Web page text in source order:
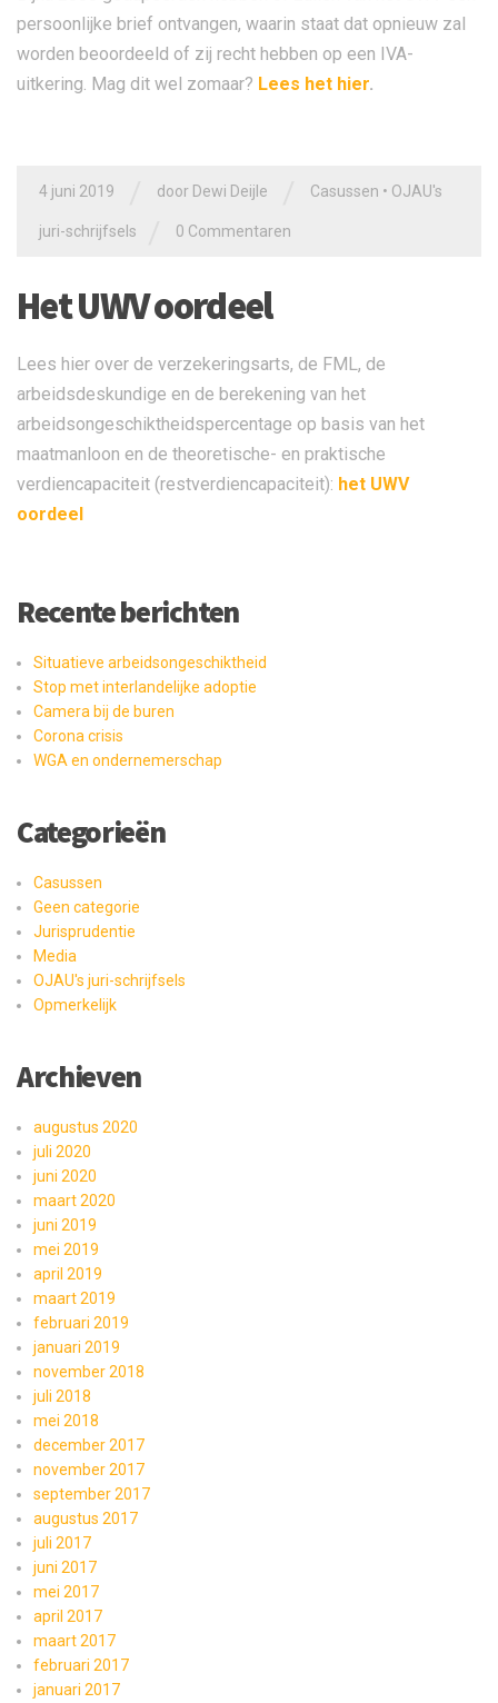
persoonlijke brief ontvangen, waarin staat dat opnieuw zal
worden beoordeeld of zij recht hebben op een IVA-
uitkering. Mag dit wel zomaar? Lees het hier.
4 juni 2019 door Dewi Deijle Casussen • OJAU's
juri-schrijfsels 0 Commentaren
Het UWV oordeel
Lees hier over de verzekeringsarts, de FML, de
arbeidsdeskundige en de berekening van het
arbeidsongeschiktheidspercentage op basis van het
maatmanloon en de theoretische- en praktische
verdiencapaciteit (restverdiencapaciteit): het UWV
oordeel
Recente berichten
Situatieve arbeidsongeschiktheid
Stop met interlandelijke adoptie
Camera bij de buren
Corona crisis
WGA en ondernemerschap
Categorieën
Casussen
Geen categorie
Jurisprudentie
Media
OJAU's juri-schrijfsels
Opmerkelijk
Archieven
augustus 2020
juli 2020
juni 2020
maart 2020
juni 2019
mei 2019
april 2019
maart 2019
februari 2019
januari 2019
november 2018
juli 2018
mei 2018
december 2017
november 2017
september 2017
augustus 2017
juli 2017
juni 2017
mei 2017
april 2017
maart 2017
februari 2017
januari 2017